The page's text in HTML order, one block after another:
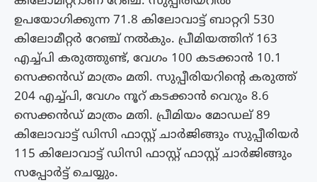
ഉപയോഗിക്കുന്ന 71.8 കിലോവാട്ട് ബാറ്ററി 530
കിലോമീറ്റർ റേഞ്ച് നൽകും. പ്രീമിയത്തിന് 163
എച്ച്പി കരുത്തുണ്ട്, വേഗം 100 കടക്കാൻ 10.1
സെക്കൻഡ് മാത്രം മതി. സുപ്പീരിയറിന്റെ കരുത്ത്
204 എച്ച്പി, വേഗം നൂറ് കടക്കാൻ വെറും 8.6
സെക്കൻഡ് മാത്രം മതി. പ്രീമിയം മോഡല് 89
കിലോവാട്ട് ഡിസി ഫാസ്റ്റ് ചാർജിങ്ങും സുപ്പീരിയർ
115 കിലോവാട്ട് ഡിസി ഫാസ്റ്റ് ഫാസ്റ്റ് ചാർജിങ്ങും
സപ്പോർട്ട് ചെയ്യും.